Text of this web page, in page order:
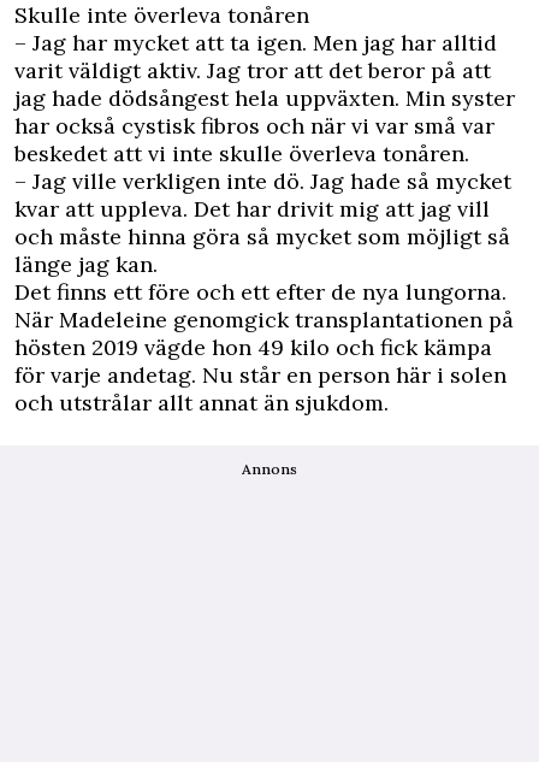
Skulle inte överleva tonåren
– Jag har mycket att ta igen. Men jag har alltid
varit väldigt aktiv. Jag tror att det beror på att
jag hade dödsångest hela uppväxten. Min syster
har också cystisk fibros och när vi var små var
beskedet att vi inte skulle överleva tonåren.
– Jag ville verkligen inte dö. Jag hade så mycket
kvar att uppleva. Det har drivit mig att jag vill
och måste hinna göra så mycket som möjligt så
länge jag kan.
Det finns ett före och ett efter de nya lungorna.
När Madeleine genomgick transplantationen på
hösten 2019 vägde hon 49 kilo och fick kämpa
för varje andetag. Nu står en person här i solen
och utstrålar allt annat än sjukdom.
Annons